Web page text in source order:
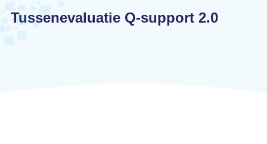
Tussenevaluatie Q-support 2.0